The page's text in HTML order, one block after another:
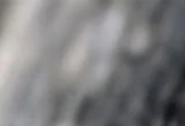
dobrou kapku olivového
mango sticky rice a fazolí
Do jídla přináší kromě
bílkovin. #kadeřávek 200
lžíce + trochu na
stroužky #lískové oříšky